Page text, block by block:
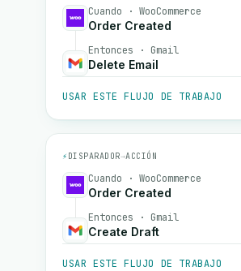
Cuando · WooCommerce
Order Created
Entonces · Gmail
Delete Email
USAR ESTE FLUJO DE TRABAJO
⚡ DISPARADOR→ACCIÓN
Cuando · WooCommerce
Order Created
Entonces · Gmail
Create Draft
USAR ESTE FLUJO DE TRABAJO